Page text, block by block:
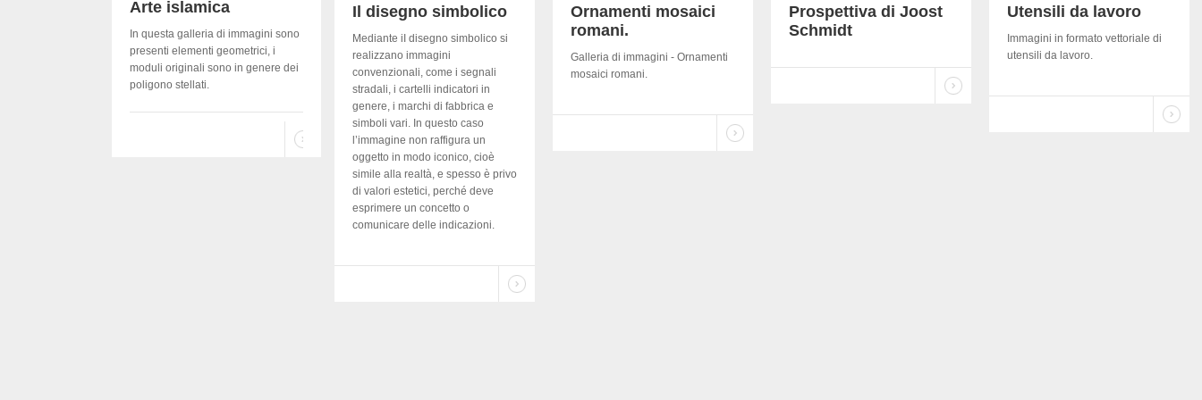
Arte islamica
In questa galleria di immagini sono
presenti elementi geometrici, i
moduli originali sono in genere dei
poligono stellati.
Il disegno simbolico
Mediante iI disegno simbolico si
realizzano immagini
convenzionali, come i segnali
stradali, i cartelli indicatori in
genere, i marchi di fabbrica e
simboli vari. In questo caso
l’immagine non raffigura un
oggetto in modo iconico, cioè
simile alla realtà, e spesso è privo
di valori estetici, perché deve
esprimere un concetto o
comunicare delle indicazioni.
Ornamenti mosaici
romani.
Galleria di immagini - Ornamenti
mosaici romani.
Prospettiva di Joost
Schmidt
Utensili da lavoro
Immagini in formato vettoriale di
utensili da lavoro.